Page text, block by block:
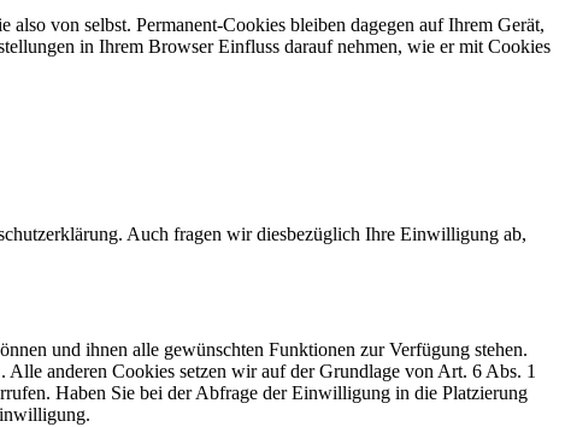
von selbst. Permanent-Cookies bleiben dagegen auf Ihrem Gerät,
in Ihrem Browser Einfluss darauf nehmen, wie er mit Cookies
Auch fragen wir diesbezüglich Ihre Einwilligung ab,
und ihnen alle gewünschten Funktionen zur Verfügung stehen.
anderen Cookies setzen wir auf der Grundlage von Art. 6 Abs. 1
Haben Sie bei der Abfrage der Einwilligung in die Platzierung